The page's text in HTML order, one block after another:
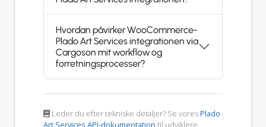
Hvordan påvirker WooCommerce-
Plado Art Services integrationen via
Cargoson mit workflow og
forretningsprocesser?
Leder du efter tekniske detaljer? Se voresPlado
Art Services API-dokumentation til udviklere.